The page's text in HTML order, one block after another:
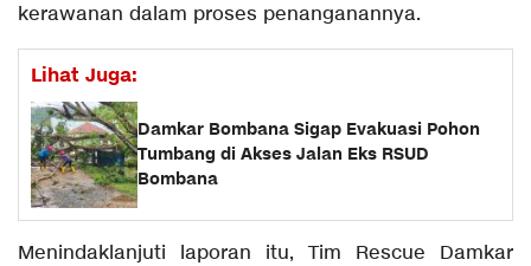
kerawanan dalam proses penanganannya.
Lihat Juga:
Damkar Bombana Sigap Evakuasi Pohon
Tumbang di Akses Jalan Eks RSUD
Bombana
Menindaklanjuti laporan itu, Tim Rescue Damkar